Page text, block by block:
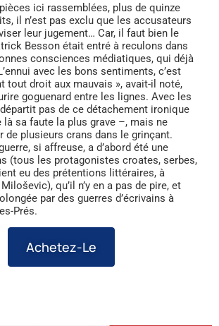
ici rassemblées, plus de quinze
il n’est pas exclu que les accusateurs
leur jugement… Car, il faut bien le
Besson était entré à reculons dans
consciences médiatiques, qui déjà
avec les bons sentiments, c’est
tout droit aux mauvais », avait-il noté,
goguenard entre les lignes. Avec les
pas de ce détachement ironique
là sa faute la plus grave –, mais ne
de plusieurs crans dans le grinçant.
si affreuse, a d’abord été une
(tous les protagonistes croates, serbes,
eu des prétentions littéraires, à
qu’il n’y en a pas de pire, et
par des guerres d’écrivains à
Prés.
Achetez-Le